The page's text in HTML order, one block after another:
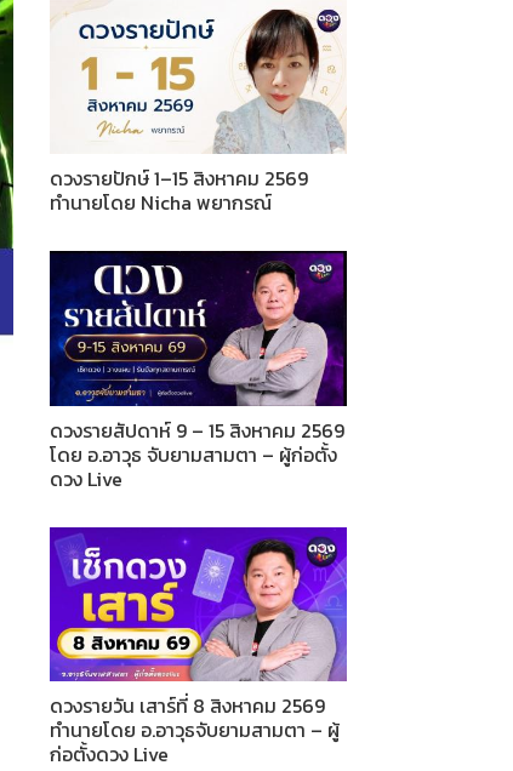
ดวงรายปักษ์ 1–15 สิงหาคม 2569
ทำนายโดย Nicha พยากรณ์
ดวงรายสัปดาห์ 9 – 15 สิงหาคม 2569
โดย อ.อาวุธ จับยามสามตา – ผู้ก่อตั้ง
ดวง Live
ดวงรายวัน เสาร์ที่ 8 สิงหาคม 2569
ทำนายโดย อ.อาวุธจับยามสามตา – ผู้
ก่อตั้งดวง Live